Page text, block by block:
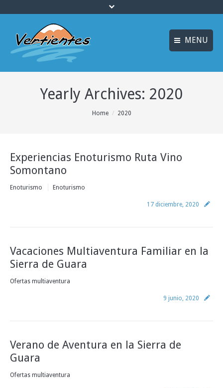
MENU
FRANÇAIS
ENGLISH
INICIO
MULTIAVENTURA y
ACTIVIDADES
Yearly Archives: 2020
Home 2020
Experiencias Enoturismo Ruta Vino
Somontano
Enoturismo Enoturismo
17 diciembre, 2020
Vacaciones Multiaventura Familiar en la
Sierra de Guara
Ofertas multiaventura
9 junio, 2020
Verano de Aventura en la Sierra de
Guara
Ofertas multiaventura